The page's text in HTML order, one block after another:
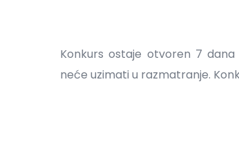
Konkurs ostaje otvoren 7
neće uzimati u razmatranje.